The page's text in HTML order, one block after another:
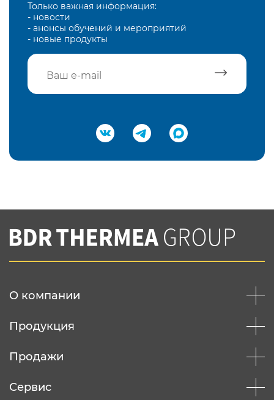
Только важная информация:
- новости
- анонсы обучений и мероприятий
- новые продукты
Подтвердить e-mail
Вы соглашаетесь с нашей политикой
конфеденциальности
О компании
Продукция
Продажи
Сервис